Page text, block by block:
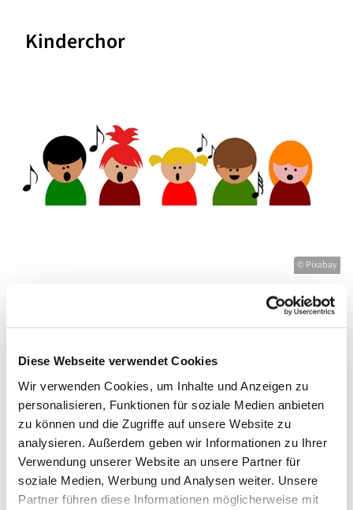
Diese Webseite verwendet Cookies
Wir verwenden Cookies, um Inhalte und Anzeigen zu
personalisieren, Funktionen für soziale Medien anbieten
zu können und die Zugriffe auf unsere Website zu
analysieren. Außerdem geben wir Informationen zu Ihrer
Verwendung unserer Website an unsere Partner für
soziale Medien, Werbung und Analysen weiter. Unsere
Partner führen diese Informationen möglicherweise mit
Kinderchor
© Pixabay
Uhr
Direkt im Anschluss an die Kindersing- und Spielgruppe